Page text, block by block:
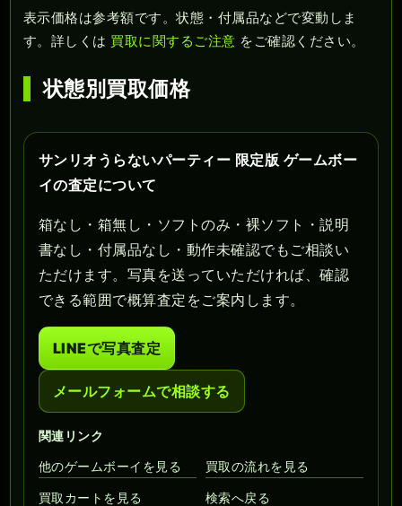
表示価格は参考額です。状態・付属品などで変動しま
す。詳しくは 買取に関するご注意 をご確認ください。
状態別買取価格
サンリオうらないパーティー 限定版 ゲームボー
イの査定について
箱なし・箱無し・ソフトのみ・裸ソフト・説明
書なし・付属品なし・動作未確認でもご相談い
ただけます。写真を送っていただければ、確認
できる範囲で概算査定をご案内します。
LINEで写真査定
メールフォームで相談する
関連リンク
他のゲームボーイを見る
買取の流れを見る
買取カートを見る 検索へ戻る